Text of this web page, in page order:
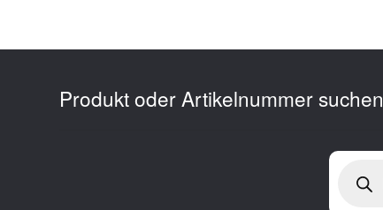
Produkt oder Artikelnummer suchen
search